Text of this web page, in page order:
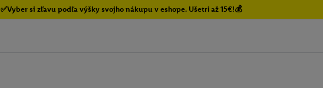
✅Vyber si zľavu podľa výšky svojho nákupu v eshope. Ušetri až 15€!💰